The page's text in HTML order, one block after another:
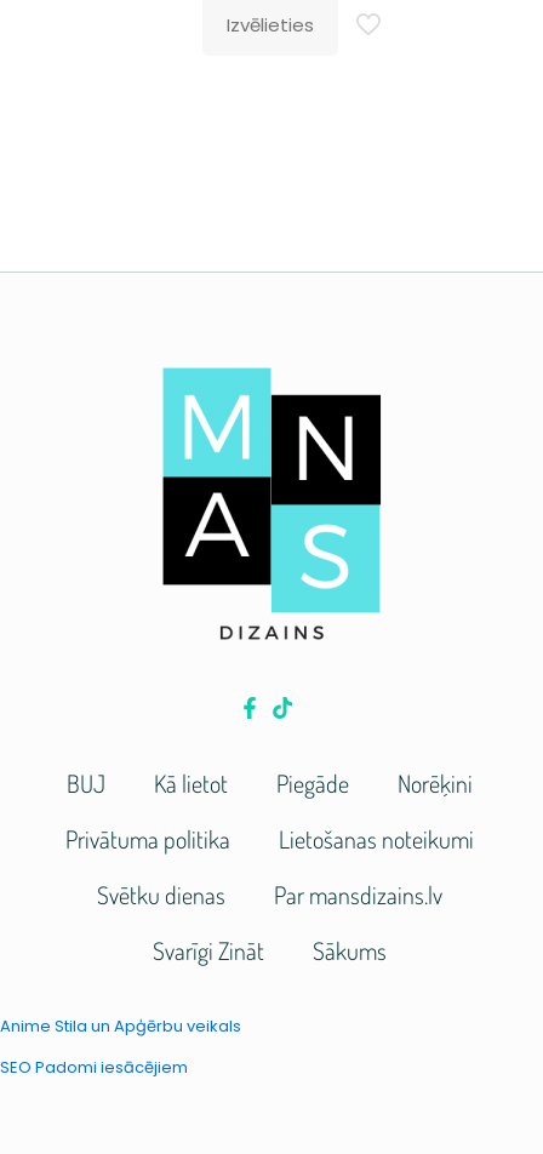
Izvēlieties
BUJ Kā lietot Piegāde
Norēķini
Privātuma politika
Lietošanas noteikumi
Svētku dienas
Par mansdizains.lv
Svarīgi Zināt
Sākums
Anime Stila un Apģērbu veikals
SEO Padomi iesācējiem